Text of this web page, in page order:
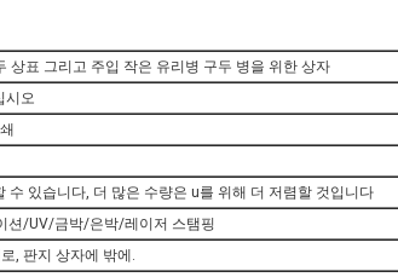
상표 그리고 주입 작은 유리병 구두 병을 위한 상자
시오
수 있습니다, 더 많은 수량은 u를 위해 더 저렴할 것입니다
션/UV/금박/은박/레이저 스탬핑
, 판지 상자에 밖에.